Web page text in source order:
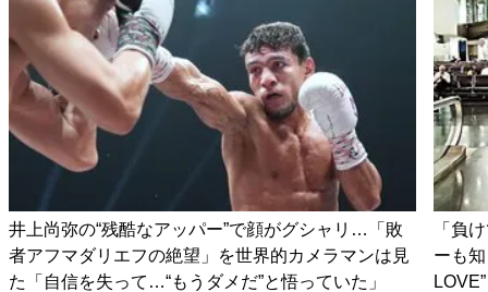
井上尚弥の“残酷なアッパー”で顔がグシャリ…「敗
者アフマダリエフの絶望」を世界的カメラマンは見
た「自信を失って…“もうダメだ”と悟っていた」
「負
ーも